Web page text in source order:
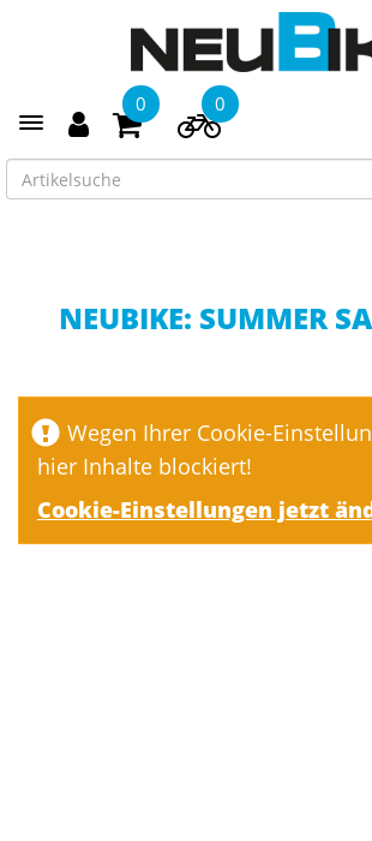
Toggle navigation
0 0
Neubike:
2026
NEUBIKE: SUMMER
Wegen Ihrer Cookie-
hier Inhalte blockiert!
Cookie-Einstellungen jetzt